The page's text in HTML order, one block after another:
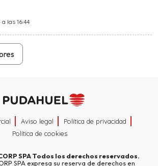
las 16:44
Aviso legal
Política de privacidad
Política de cookies
SPATodos los derechos reservados.
SPA expresa su reserva de derechos en